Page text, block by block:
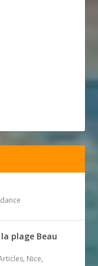
plage Beau
, Nice,